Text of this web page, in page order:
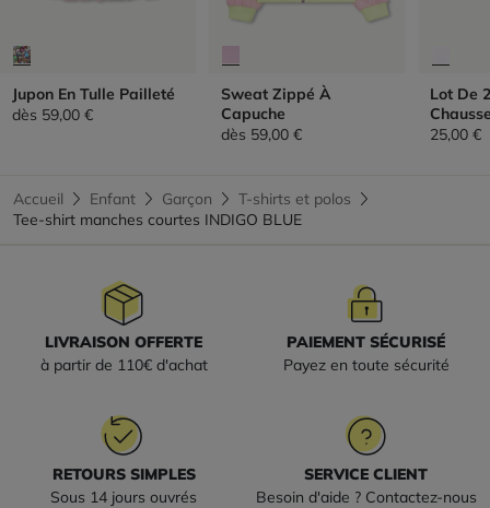
Jupon En Tulle Pailleté
dès 59,00 €
Sweat Zippé À
Capuche
dès 59,00 €
Lot De
25,00 €
Accueil Enfant Garçon
T-shirts et polos
Tee-shirt manches courtes INDIGO BLUE
LIVRAISON OFFERTE
à partir de 110€ d'achat
PAIEMENT SÉCURISÉ
Payez en toute sécurité
RETOURS SIMPLES
Sous 14 jours ouvrés
SERVICE CLIENT
Besoin d'aide ? Contactez-nous